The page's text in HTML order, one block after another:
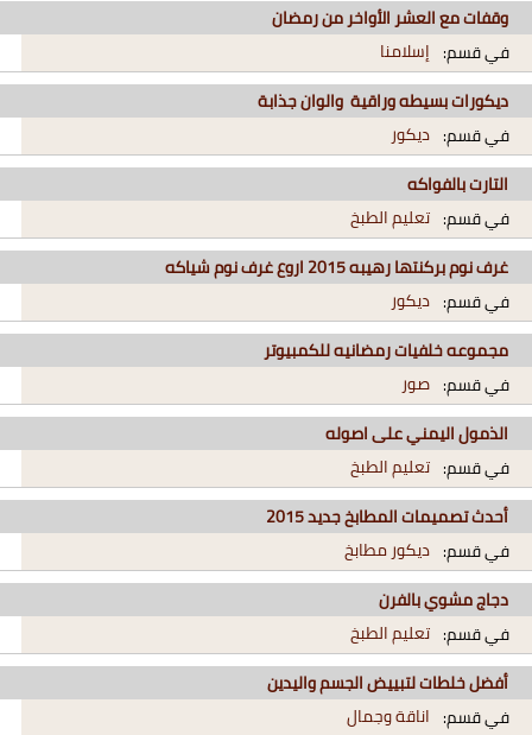
وقفات مع العشر الأواخر من رمضان
في قسم: إسلامنا
ديكورات بسيطه وراقية والوان جذابة
في قسم: ديكور
التارت بالفواكه
في قسم: تعليم الطبخ
غرف نوم بركنتها رهيبه 2015 اروع غرف نوم شياكه
في قسم: ديكور
مجموعه خلفيات رمضانيه للكمبيوتر
في قسم: صور
الذمول اليمني على اصوله
في قسم: تعليم الطبخ
أحدث تصميمات المطابخ جديد 2015
في قسم: ديكور مطابخ
دجاج مشوي بالفرن
في قسم: تعليم الطبخ
أفضل خلطات لتبييض الجسم واليدين
في قسم: اناقة وجمال